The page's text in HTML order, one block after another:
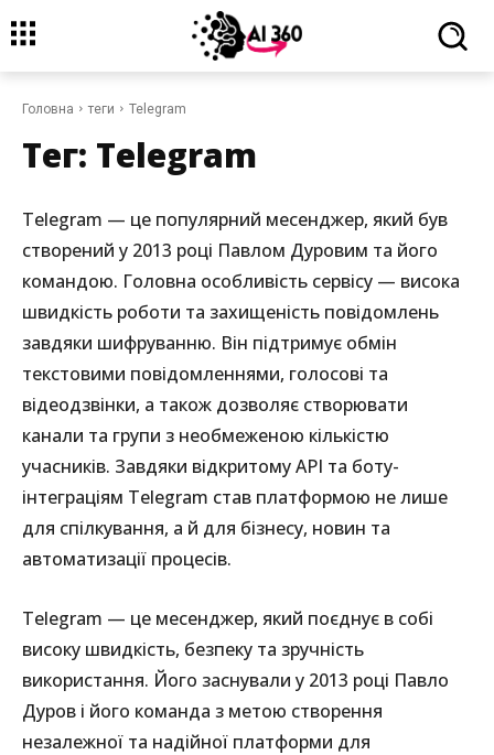
Головна теги Telegram
Тег: Telegram
Telegram — це популярний месенджер, який був
створений у 2013 році Павлом Дуровим та його
командою. Головна особливість сервісу — висока
швидкість роботи та захищеність повідомлень
завдяки шифруванню. Він підтримує обмін
текстовими повідомленнями, голосові та
відеодзвінки, а також дозволяє створювати
канали та групи з необмеженою кількістю
учасників. Завдяки відкритому API та боту-
інтеграціям Telegram став платформою не лише
для спілкування, а й для бізнесу, новин та
автоматизації процесів.
Telegram — це месенджер, який поєднує в собі
високу швидкість, безпеку та зручність
використання. Його заснували у 2013 році Павло
Дуров і його команда з метою створення
незалежної та надійної платформи для